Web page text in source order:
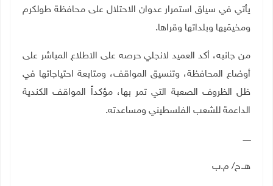
يأتي في سياق استمرار عدوان الاحتلال على محافظة طولكرم
ومخيمَيها وبلداتها وقراها.
من جانبه، أكد العميد لانجلي حرصه على الاطلاع المباشر على
أوضاع المحافظة، وتنسيق المواقف، ومتابعة احتياجاتها في
ظل الظروف الصعبة التي تمر بها، مؤكداً المواقف الكندية
الداعمة للشعب الفلسطيني ومساعدته.
ــــــ
هـ.ح/ م.ب